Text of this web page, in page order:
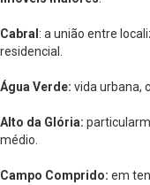
Cabral : a união entre
residencial.
Água Verde: vida urbana,
Alto da Glória:
médio.
Campo Comprido: em